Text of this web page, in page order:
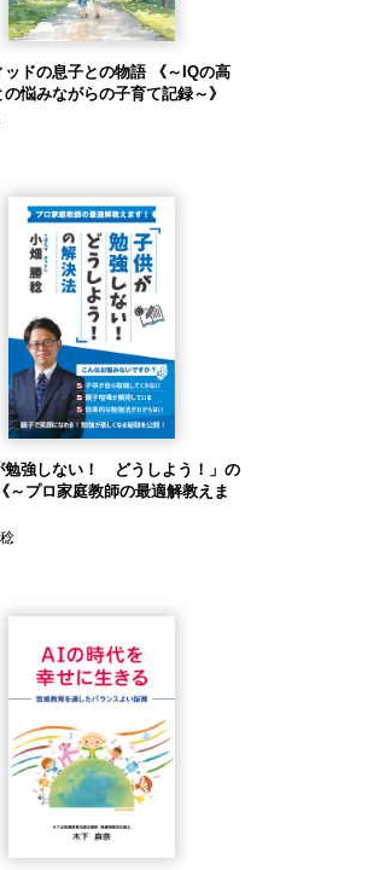
ッドの息子との物語 《～IQの高
悩みながらの子育て記録～》
勉強しない！ どうしよう！」の
～プロ家庭教師の最適解教えま